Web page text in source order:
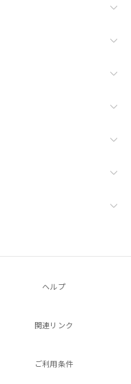
ヘルプ
関連リンク
ご利用条件
結果を当社の
スト作成サー
ている必要が
上で当社にご
が、当社の製
客様との取
ている法人を